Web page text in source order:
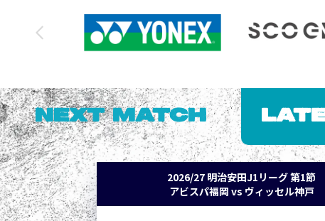
NEXT MATCH
2026/27 明治安田J1リーグ 第1節
アビスパ福岡 vs ヴィッセル神戸